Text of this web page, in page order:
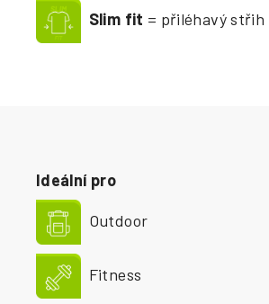
Ideální pro
Outdoor
Fitness
Slim fit = přiléhavý střih